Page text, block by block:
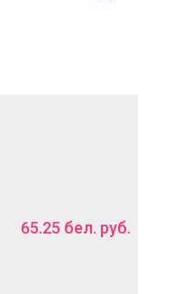
65.25 бел. руб.